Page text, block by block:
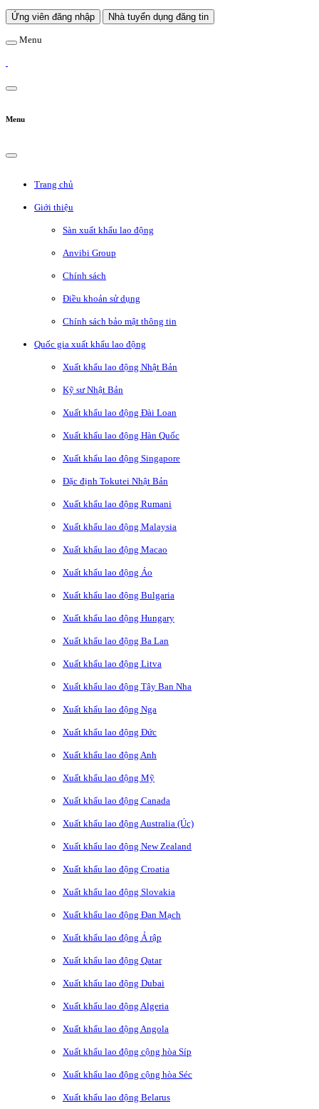
Ứng viên đăng nhập Nhà tuyển dụng đăng tin
Menu
Menu
Trang chủ
Giới thiệu
Sàn xuất khẩu lao động
Anvibi Group
Chính sách
Điều khoản sử dụng
Chính sách bảo mật thông tin
Quốc gia xuất khẩu lao động
Xuất khẩu lao động Nhật Bản
Kỹ sư Nhật Bản
Xuất khẩu lao động Đài Loan
Xuất khẩu lao động Hàn Quốc
Xuất khẩu lao động Singapore
Đặc định Tokutei Nhật Bản
Xuất khẩu lao động Rumani
Xuất khẩu lao động Malaysia
Xuất khẩu lao động Macao
Xuất khẩu lao động Áo
Xuất khẩu lao động Bulgaria
Xuất khẩu lao động Hungary
Xuất khẩu lao động Ba Lan
Xuất khẩu lao động Litva
Xuất khẩu lao động Tây Ban Nha
Xuất khẩu lao động Nga
Xuất khẩu lao động Đức
Xuất khẩu lao động Anh
Xuất khẩu lao động Mỹ
Xuất khẩu lao động Canada
Xuất khẩu lao động Australia (Úc)
Xuất khẩu lao động New Zealand
Xuất khẩu lao động Croatia
Xuất khẩu lao động Slovakia
Xuất khẩu lao động Đan Mạch
Xuất khẩu lao động Ả rập
Xuất khẩu lao động Qatar
Xuất khẩu lao động Dubai
Xuất khẩu lao động Algeria
Xuất khẩu lao động Angola
Xuất khẩu lao động cộng hòa Síp
Xuất khẩu lao động cộng hòa Séc
Xuất khẩu lao động Belarus